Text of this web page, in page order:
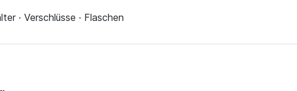
· Verschlüsse · Flaschen